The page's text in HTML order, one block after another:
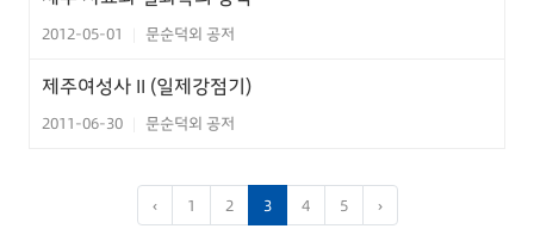
2012-05-01 문순덕외 공저
제주여성사 II (일제강점기)
2011-06-30 문순덕외 공저
‹ 1 2 3 4 5 ›